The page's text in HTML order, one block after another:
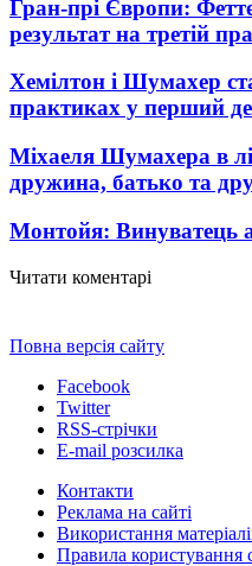
Гран-прі Європи:
результат на третій
Хемілтон і Шумахер
практиках у перший
Міхаеля Шумахера в
дружина, батько та
Монтойя: Винуватець
Читати коментарі
Повна версія сайту
Facebook
Twitter
RSS-стрічки
E-mail розсилка
Контакти
Реклама на сайті
Використання
Правила користування